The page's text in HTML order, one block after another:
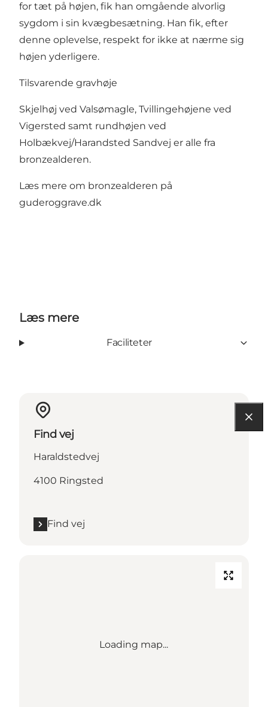
for tæt på højen, fik han omgående alvorlig
sygdom i sin kvægbesætning. Han fik, efter
denne oplevelse, respekt for ikke at nærme sig
højen yderligere.
Tilsvarende gravhøje
Skjelhøj ved Valsømagle, Tvillingehøjene ved
Vigersted samt rundhøjen ved
Holbækvej/Harandsted Sandvej er alle fra
bronzealderen.
Læs mere om bronzealderen på
guderoggrave.dk
Læs mere
Faciliteter
Find vej
Haraldstedvej
4100 Ringsted
Find vej
Loading map...